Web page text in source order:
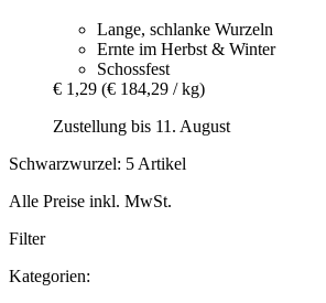
Lange, schlanke Wurzeln
Ernte im Herbst & Winter
Schossfest
€ 1,29 (€ 184,29 / kg)
Zustellung bis 11. August
Schwarzwurzel: 5 Artikel
Alle Preise inkl. MwSt.
Filter
Kategorien: